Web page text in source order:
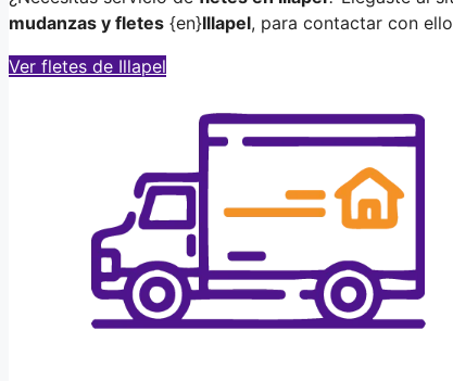
mudanzas y fletes {en}Illapel, para contactar con
Ver fletes de Illapel